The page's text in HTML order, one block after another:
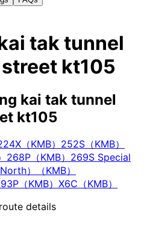
tak tunnel
kt105
kai tak tunnel
kt105
（KMB） 252S（KMB）
268P（KMB） 269S Special
）（KMB）
93P（KMB） X6C（KMB）
details